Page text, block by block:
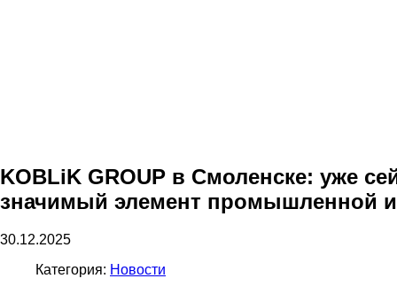
KOBLiK GROUP в Смоленске: уже
значимый элемент промышленной
30.12.2025
Категория: Новости